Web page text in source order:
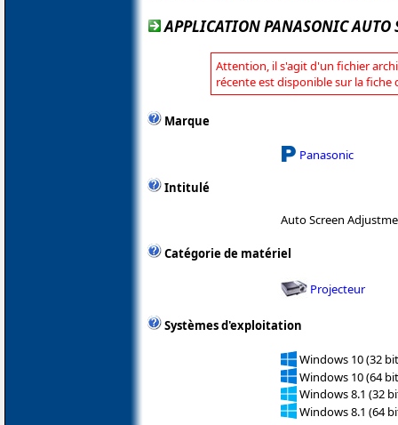
APPLICATION PANASONIC AUTO
Attention, il s'agit d'un fichier
récente est disponible sur la fiche
Marque
Panasonic
Intitulé
Auto Screen
Catégorie de matériel
Projecteur
Systèmes d'exploitation
Windows 10 (32
Windows 10 (64
Windows 8.1 (32
Windows 8.1 (64